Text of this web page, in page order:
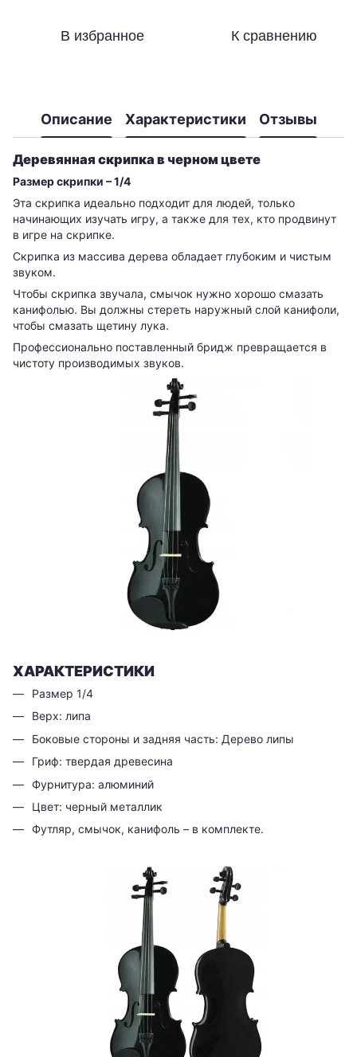
В избранное К сравнению
Описание Характеристики Отзывы
Деревянная скрипка в черном цвете
Размер скрипки – 1/4
Эта скрипка идеально подходит для людей, только
начинающих изучать игру, а также для тех, кто продвинут
в игре на скрипке.
Скрипка из массива дерева обладает глубоким и чистым
звуком.
Чтобы скрипка звучала, смычок нужно хорошо смазать
канифолью. Вы должны стереть наружный слой канифоли,
чтобы смазать щетину лука.
Профессионально поставленный бридж превращается в
чистоту производимых звуков.
ХАРАКТЕРИСТИКИ
Размер 1/4
Верх: липа
Боковые стороны и задняя часть: Дерево липы
Гриф: твердая древесина
Фурнитура: алюминий
Цвет: черный металлик
Футляр, смычок, канифоль – в комплекте.